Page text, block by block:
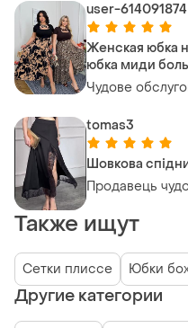
user-614091874
Женская юбка
юбка миди
Чудове
tomas3
Шовкова
Продавець
Также ищут
Сетки плиссе Юбки
Другие категории